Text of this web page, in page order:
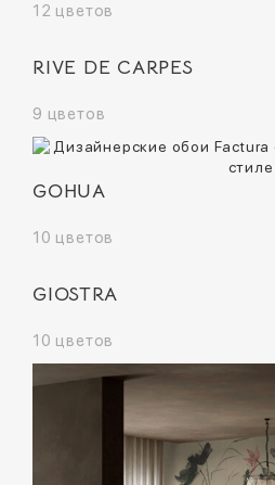
12 цветов
RIVE DE CARPES
9 цветов
GOHUA
10 цветов
GIOSTRA
10 цветов